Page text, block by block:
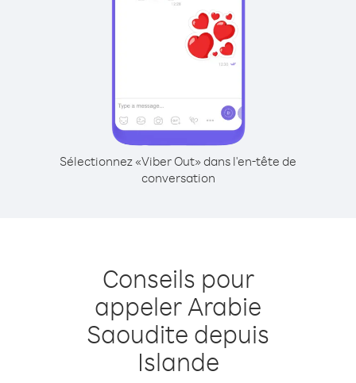
Sélectionnez «Viber Out» dans l'en-tête de
conversation
Conseils pour
appeler Arabie
Saoudite depuis
Islande